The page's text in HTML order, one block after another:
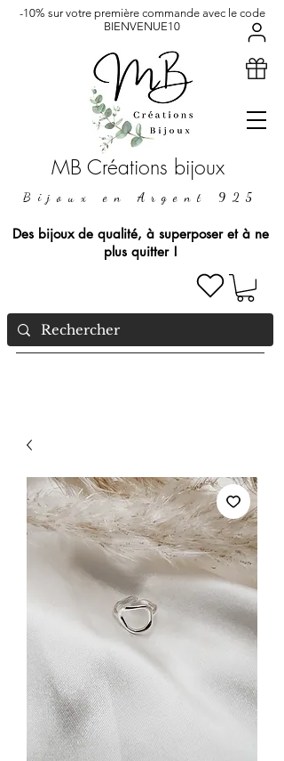
MB Créations bijoux
Bijoux en Argent 925
Des bijoux de qualité, à superposer et à ne
plus quitter !
-10% sur votre première commande avec le code
BIENVENUE10